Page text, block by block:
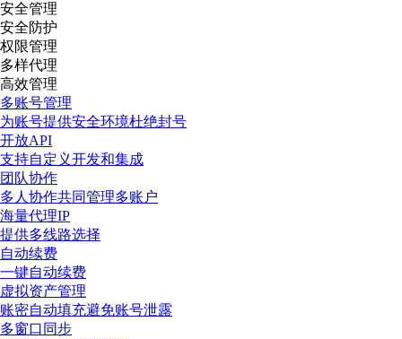
安全管理
安全防护
权限管理
多样代理
高效管理
多账号管理
为账号提供安全环境杜绝封号
开放API
支持自定义开发和集成
团队协作
多人协作共同管理多账户
海量代理IP
提供多线路选择
自动续费
一键自动续费
虚拟资产管理
账密自动填充避免账号泄露
多窗口同步